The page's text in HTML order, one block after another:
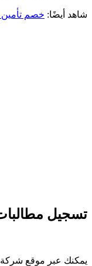
شاهد أيضًا: خصم تأمين
تسجيل
يمكنك عبر موقع شركة